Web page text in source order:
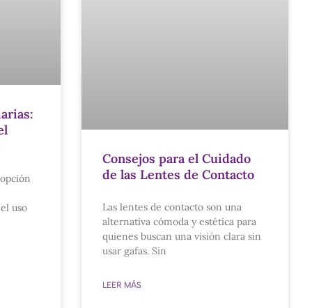
uso
Consejos para el Cuidado
de las Lentes de Contacto
Las lentes de contacto son una
alternativa cómoda y estética para
quienes buscan una visión clara sin
usar gafas. Sin
LEER MÁS